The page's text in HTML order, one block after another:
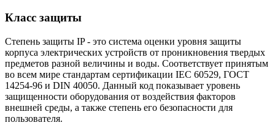
Класс защиты
Степень защиты IP - это система оценки уровня защиты
корпуса электрических устройств от проникновения твердых
предметов разной величины и воды. Соответствует принятым
во всем мире стандартам сертификации IEC 60529, ГОСТ
14254-96 и DIN 40050. Данный код показывает уровень
защищенности оборудования от воздействия факторов
внешней среды, а также степень его безопасности для
пользователя.